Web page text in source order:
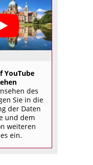
YouTube
des
Sie in die
der Daten
und dem
weiteren
ein.